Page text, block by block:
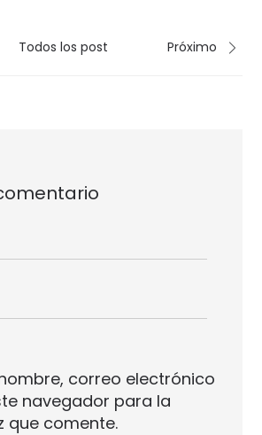
Todos los post Próximo
correo electrónico
navegador para la
que comente.